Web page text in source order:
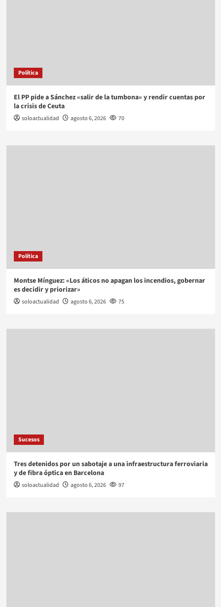
Política
El PP pide a Sánchez «salir de la tumbona» y rendir cuentas por
la crisis de Ceuta
soloactualidad agosto 6, 2026 70
Política
Montse Mínguez: «Los áticos no apagan los incendios, gobernar
es decidir y priorizar»
soloactualidad agosto 6, 2026 75
Sucesos
Tres detenidos por un sabotaje a una infraestructura ferroviaria
y de fibra óptica en Barcelona
soloactualidad agosto 6, 2026 97